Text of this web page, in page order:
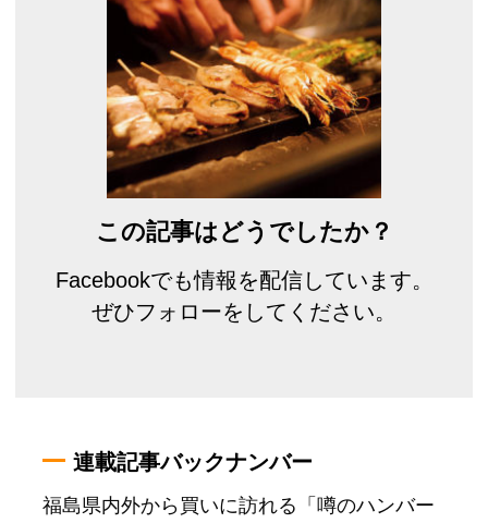
この記事はどうでしたか？
Facebookでも情報を配信しています。
ぜひフォローをしてください。
連載記事バックナンバー
福島県内外から買いに訪れる「噂のハンバー